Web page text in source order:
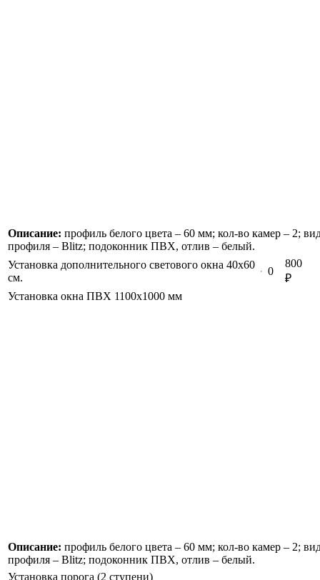
Описание: профиль белого цвета – 60 мм; кол-во камер – 2;
профиля – Blitz; подоконник ПВХ, отлив – белый.
Установка дополнительного светового окна 40х60
см.
0
800
₽
Установка окна ПВХ 1100х1000 мм
Описание: профиль белого цвета – 60 мм; кол-во камер – 2;
профиля – Blitz; подоконник ПВХ, отлив – белый.
Установка порога (2 ступени)